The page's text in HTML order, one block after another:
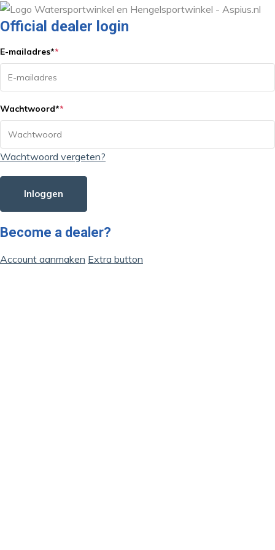
Official dealer login
E-mailadres**
Wachtwoord**
Wachtwoord vergeten?
Inloggen
Become a dealer?
Account aanmaken Extra button